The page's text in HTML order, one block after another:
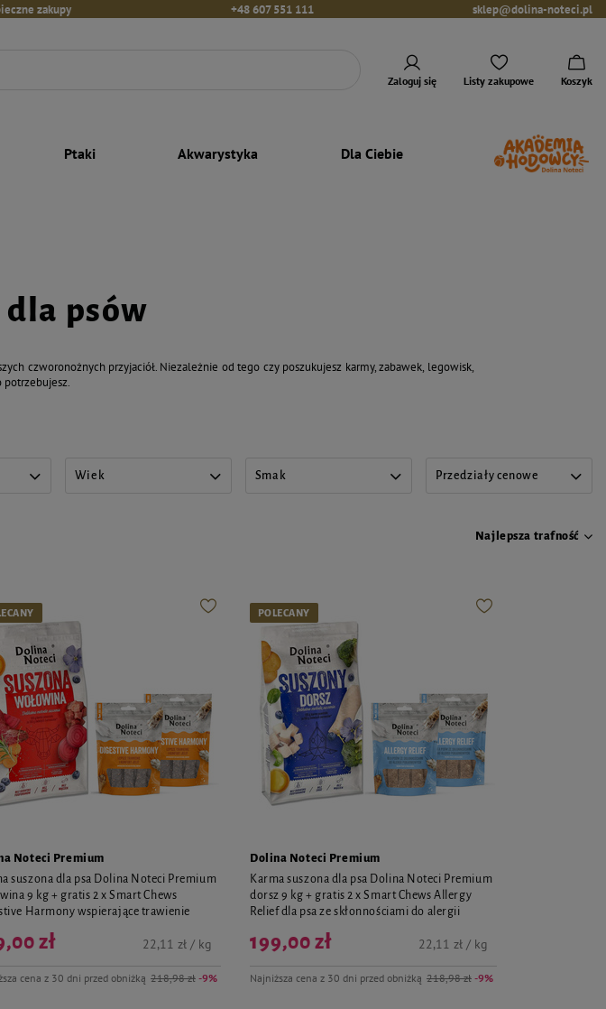
zakupy +48 607 551 111 sklep@dolina-noteci.pl
Zaloguj się Listy zakupowe Koszyk
Ptaki Akwarystyka Dla Ciebie
psów
czworonożnych przyjaciół. Niezależnie od tego czy poszukujesz karmy, zabawek, legowisk,
Wiek Smak Przedziały cenowe
Najlepsza trafność
Noteci Premium
suszona dla psa Dolina Noteci Premium
9 kg + gratis 2 x Smart Chews
Harmony wspierające trawienie
cena z 30 dni przed obniżką 218,98 zł -9%
zł 22,11 zł / kg
POLECANY
Dolina Noteci Premium
Karma suszona dla psa Dolina Noteci Premium
dorsz 9 kg + gratis 2 x Smart Chews Allergy
Relief dla psa ze skłonnościami do alergii
Najniższa cena z 30 dni przed obniżką 218,98 zł -9%
199,00 zł 22,11 zł / kg